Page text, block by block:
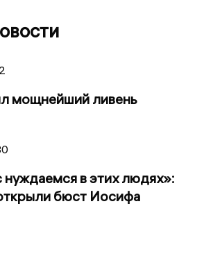
мощнейший ливень
в этих людях»:
бюст Иосифа